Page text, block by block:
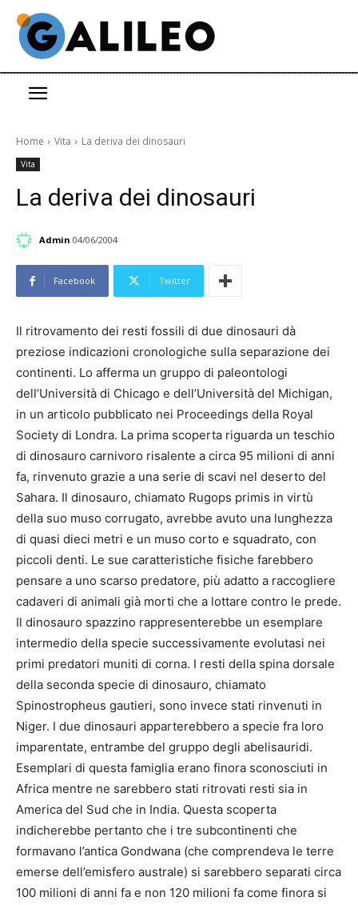
Home Vita La deriva dei dinosauri
Vita
La deriva dei dinosauri
Admin 04/06/2004
Facebook Twitter
Il ritrovamento dei resti fossili di due dinosauri dà
preziose indicazioni cronologiche sulla separazione dei
continenti. Lo afferma un gruppo di paleontologi
dell’Università di Chicago e dell’Università del Michigan,
in un articolo pubblicato nei Proceedings della Royal
Society di Londra. La prima scoperta riguarda un teschio
di dinosauro carnivoro risalente a circa 95 milioni di anni
fa, rinvenuto grazie a una serie di scavi nel deserto del
Sahara. Il dinosauro, chiamato Rugops primis in virtù
della suo muso corrugato, avrebbe avuto una lunghezza
di quasi dieci metri e un muso corto e squadrato, con
piccoli denti. Le sue caratteristiche fisiche farebbero
pensare a uno scarso predatore, più adatto a raccogliere
cadaveri di animali già morti che a lottare contro le prede.
Il dinosauro spazzino rappresenterebbe un esemplare
intermedio della specie successivamente evolutasi nei
primi predatori muniti di corna. I resti della spina dorsale
della seconda specie di dinosauro, chiamato
Spinostropheus gautieri, sono invece stati rinvenuti in
Niger. I due dinosauri apparterebbero a specie fra loro
imparentate, entrambe del gruppo degli abelisauridi.
Esemplari di questa famiglia erano finora sconosciuti in
Africa mentre ne sarebbero stati ritrovati resti sia in
America del Sud che in India. Questa scoperta
indicherebbe pertanto che i tre subcontinenti che
formavano l’antica Gondwana (che comprendeva le terre
emerse dell’emisfero australe) si sarebbero separati circa
100 milioni di anni fa e non 120 milioni fa come finora si